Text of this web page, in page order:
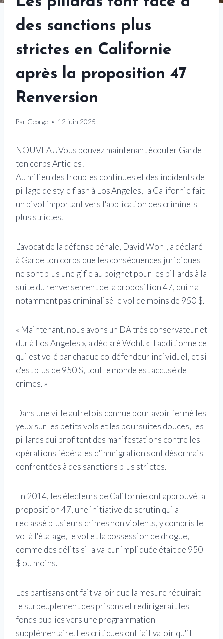
des sanctions plus
strictes en Californie
après la proposition 47
Renversion
Par George 12 juin 2025
NOUVEAUVous pouvez maintenant écouter Garde
ton corps Articles!
Au milieu des troubles continues et des incidents de
pillage de style flash à Los Angeles, la Californie fait
un pivot important vers l'application des criminels
plus strictes.
L'avocat de la défense pénale, David Wohl, a déclaré
à Garde ton corps que les conséquences juridiques
ne sont plus une gifle au poignet pour les pillards à la
suite du renversement de la proposition 47, qui n'a
notamment pas criminalisé le vol de moins de 950 $.
« Maintenant, nous avons un DA très conservateur et
dur à Los Angeles », a déclaré Wohl. « Il additionne ce
qui est volé par chaque co-défendeur individuel, et si
c'est plus de 950 $, tout le monde est accusé de
crimes. »
Dans une ville autrefois connue pour avoir fermé les
yeux sur les petits vols et les poursuites douces, les
pillards qui profitent des manifestations contre les
opérations fédérales d'immigration sont désormais
confrontées à des sanctions plus strictes.
En 2014, les électeurs de Californie ont approuvé la
proposition 47, une initiative de scrutin qui a
reclassé plusieurs crimes non violents, y compris le
vol à l'étalage, le vol et la possession de drogue,
comme des délits si la valeur impliquée était de 950
$ ou moins.
Les partisans ont fait valoir que la mesure réduirait
le surpeuplement des prisons et redirigerait les
fonds publics vers une programmation
supplémentaire. Les critiques ont fait valoir qu'il